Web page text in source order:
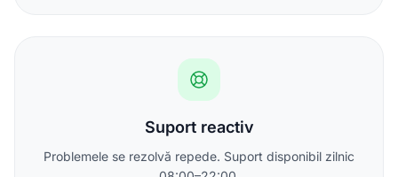
Suport reactiv
Problemele se rezolvă repede. Suport disponibil zilnic